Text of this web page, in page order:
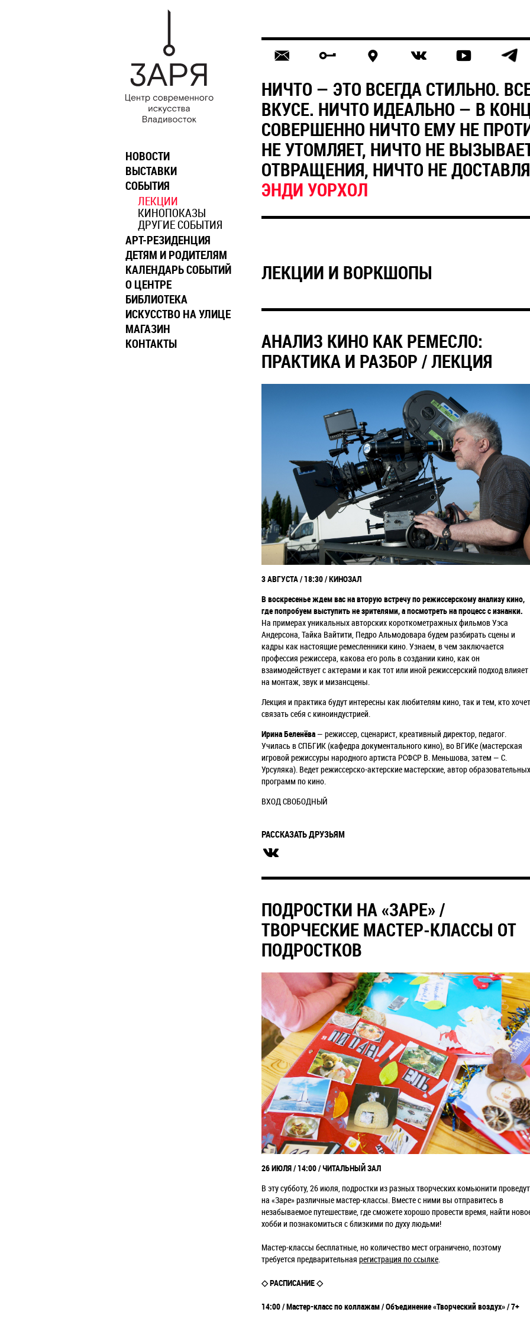
НИЧТО — ЭТО ВСЕГДА СТИЛЬНО.
ВКУСЕ. НИЧТО ИДЕАЛЬНО — В
СОВЕРШЕННО НИЧТО ЕМУ НЕ
НЕ УТОМЛЯЕТ, НИЧТО НЕ
ОТВРАЩЕНИЯ, НИЧТО НЕ
ЭНДИ УОРХОЛ
ЛЕКЦИИ И ВОРКШОПЫ
АНАЛИЗ КИНО КАК РЕМЕСЛО:
ПРАКТИКА И РАЗБОР / ЛЕКЦИЯ
3 АВГУСТА / 18:30 / КИНОЗАЛ
В воскресенье ждем вас на вторую встречу по режиссерскому анализу кино,
где попробуем выступить не зрителями, а посмотреть на процесс с изнанки.
На примерах уникальных авторских короткометражных фильмов Уэса
Андерсона, Тайка Вайтити, Педро Альмодовара будем разбирать сцены и
кадры как настоящие ремесленники кино. Узнаем, в чем заключается
профессия режиссера, какова его роль в создании кино, как он
взаимодействует с актерами и как тот или иной режиссерский подход влияет
на монтаж, звук и мизансцены.
Лекция и практика будут интересны как любителям кино, так и тем, кто хочет
связать себя с киноиндустрией.
Ирина Беленёва— режиссер, сценарист, креативный директор, педагог.
Училась в СПБГИК (кафедра документального кино), во ВГИКе (мастерская
игровой режиссуры народного артиста РСФСР В. Меньшова, затем — С.
Урсуляка). Ведет режиссерско-актерские мастерские, автор образовательных
программ по кино.
ВХОД СВОБОДНЫЙ
РАССКАЗАТЬ ДРУЗЬЯМ
ПОДРОСТКИ НА «ЗАРЕ» /
ТВОРЧЕСКИЕ МАСТЕР-КЛАССЫ ОТ
ПОДРОСТКОВ
26 ИЮЛЯ/ 14:00 / ЧИТАЛЬНЫЙ ЗАЛ
В эту субботу, 26 июля, подростки из разных творческих комьюнити проведут
на «Заре» различные мастер-классы. Вместе с ними вы отправитесь в
незабываемое путешествие, где сможете хорошо провести время, найти
хобби и познакомиться с близкими по духу людьми!
Мастер-классы бесплатные, но количество мест ограничено, поэтому
требуется предварительная регистрация по ссылке
◇ РАСПИСАНИЕ ◇
14:00 / Мастер-класс по коллажам / Объединение «Творческий воздух» / 7+
НОВОСТИ
ВЫСТАВКИ
СОБЫТИЯ
ЛЕКЦИИ
КИНОПОКАЗЫ
ДРУГИЕ СОБЫТИЯ
АРТ-РЕЗИДЕНЦИЯ
ДЕТЯМ И РОДИТЕЛЯМ
КАЛЕНДАРЬ СОБЫТИЙ
О ЦЕНТРЕ
БИБЛИОТЕКА
ИСКУССТВО НА УЛИЦЕ
МАГАЗИН
КОНТАКТЫ